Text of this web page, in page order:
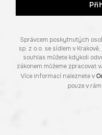
Správcem poskytnutých
sp. z o.o. se sídlem v
souhlas můžete kdykoli
zákonem můžeme zpracovat
Více informací naleznete v
pouze v